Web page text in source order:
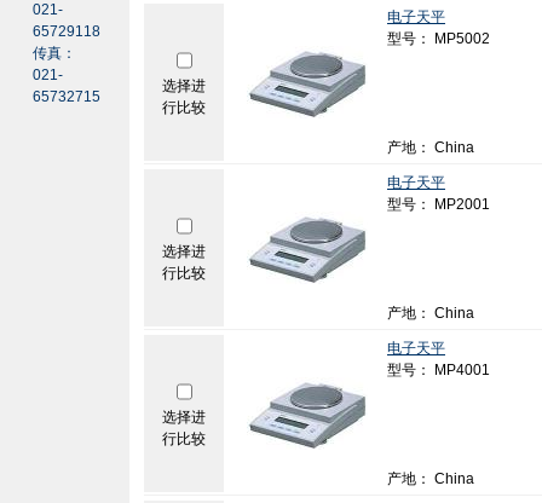
021-
65729118
传真：
021-
65732715
选择进
行比较
电子天平
型号： MP5002
产地： China
选择进
行比较
电子天平
型号： MP2001
产地： China
选择进
行比较
电子天平
型号： MP4001
产地： China